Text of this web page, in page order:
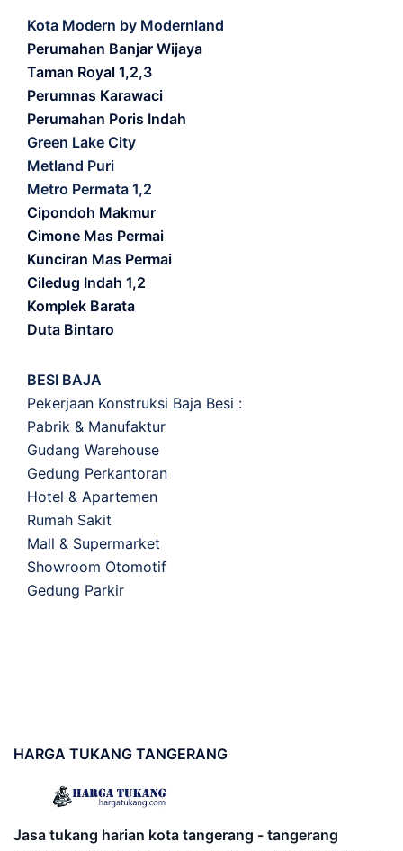
Kota Modern by Modernland
Perumahan Banjar Wijaya
Taman Royal 1,2,3
Perumnas Karawaci
Perumahan Poris Indah
Green Lake City
Metland Puri
Metro Permata 1,2
Cipondoh Makmur
Cimone Mas Permai
Kunciran Mas Permai
Ciledug Indah 1,2
Komplek Barata
Duta Bintaro
BESI BAJA
Pekerjaan Konstruksi Baja Besi :
Pabrik & Manufaktur
Gudang Warehouse
Gedung Perkantoran
Hotel & Apartemen
Rumah Sakit
Mall & Supermarket
Showroom Otomotif
Gedung Parkir
HARGA TUKANG TANGERANG
Jasa tukang harian kota tangerang - tangerang